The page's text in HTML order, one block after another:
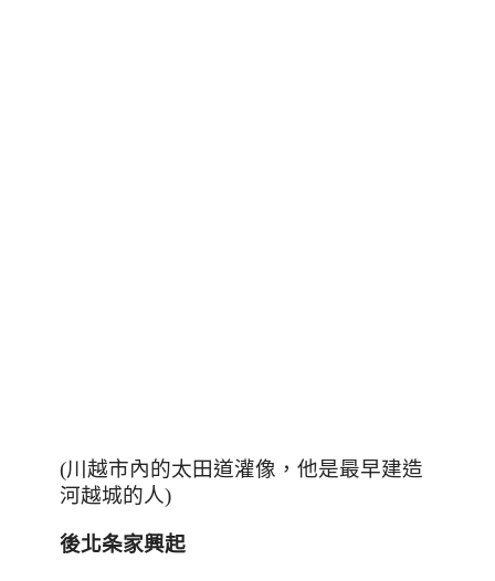
(川越市內的太田道灌像 ，他是最早建造
河越城的人)
後北条家興起